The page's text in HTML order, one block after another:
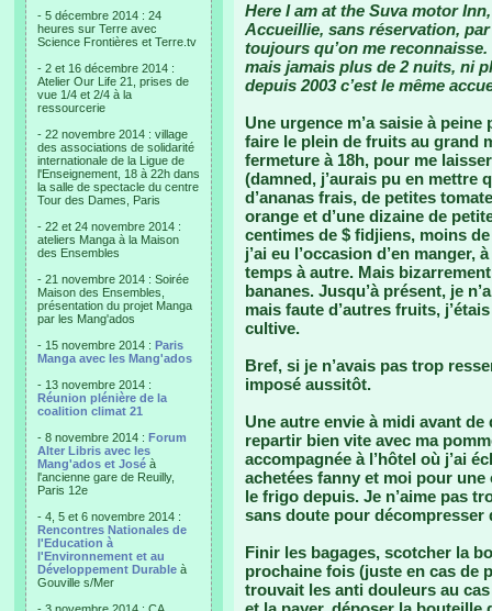
- 5 décembre 2014 : 24
heures sur Terre avec
Science Frontières et Terre.tv
- 2 et 16 décembre 2014 :
Atelier Our Life 21, prises de
vue 1/4 et 2/4 à la
ressourcerie
- 22 novembre 2014 : village
des associations de solidarité
internationale de la Ligue de
l'Enseignement, 18 à 22h dans
la salle de spectacle du centre
Tour des Dames, Paris
- 22 et 24 novembre 2014 :
ateliers Manga à la Maison
des Ensembles
- 21 novembre 2014 : Soirée
Maison des Ensembles,
présentation du projet Manga
par les Mang'ados
- 15 novembre 2014 : Paris
Manga avec les Mang'ados
- 13 novembre 2014 :
Réunion plénière de la
coalition climat 21
- 8 novembre 2014 : Forum
Alter Libris avec les
Mang'ados et José à
l'ancienne gare de Reuilly,
Paris 12e
- 4, 5 et 6 novembre 2014 :
Rencontres Nationales de
l'Education à
l'Environnement et au
Développement Durable à
Gouville s/Mer
Here I am at the Suva motor
Accueillie, sans réservation,
toujours qu’on me
mais jamais plus de 2 nuits, ni
depuis 2003 c’est le même
Une urgence m’a saisie à
faire le plein de fruits au grand
fermeture à 18h, pour me
(damned, j’aurais pu en mettre
d’ananas frais, de petites
orange et d’une dizaine de
centimes de $ fidjiens, moins
j’ai eu l’occasion d’en manger,
temps à autre. Mais
bananes. Jusqu’à présent, je
mais faute d’autres fruits,
cultive.
Bref, si je n’avais pas trop
imposé aussitôt.
Une autre envie à midi avant
repartir bien vite avec ma
accompagnée à l’hôtel où j’ai
achetées fanny et moi pour
le frigo depuis. Je n’aime pas
sans doute pour décompresser
Finir les bagages, scotcher la
prochaine fois (juste en cas de
trouvait les anti douleurs au